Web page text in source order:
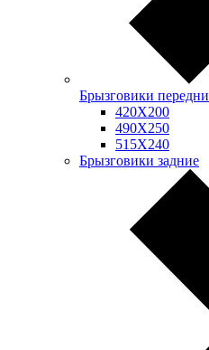
Брызговики передни
420Х200
490Х250
515Х240
Брызговики задние